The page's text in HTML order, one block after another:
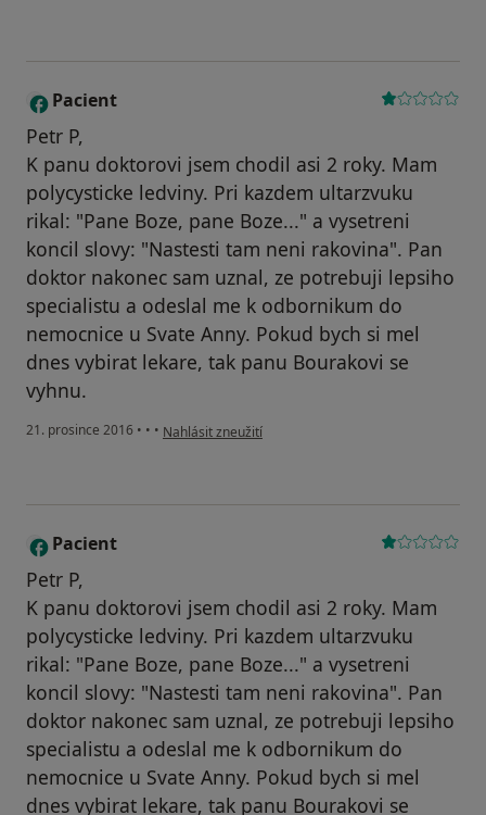
Pacient
Petr P,
K panu doktorovi jsem chodil asi 2 roky. Mam
polycysticke ledviny. Pri kazdem ultarzvuku
rikal: "Pane Boze, pane Boze..." a vysetreni
koncil slovy: "Nastesti tam neni rakovina". Pan
doktor nakonec sam uznal, ze potrebuji lepsiho
specialistu a odeslal me k odbornikum do
nemocnice u Svate Anny. Pokud bych si mel
dnes vybirat lekare, tak panu Bourakovi se
vyhnu.
21. prosince 2016 • • • podle názoru uživatele Pacient
Nahlásit zneužití
Pacient
Petr P,
K panu doktorovi jsem chodil asi 2 roky. Mam
polycysticke ledviny. Pri kazdem ultarzvuku
rikal: "Pane Boze, pane Boze..." a vysetreni
koncil slovy: "Nastesti tam neni rakovina". Pan
doktor nakonec sam uznal, ze potrebuji lepsiho
specialistu a odeslal me k odbornikum do
nemocnice u Svate Anny. Pokud bych si mel
dnes vybirat lekare, tak panu Bourakovi se